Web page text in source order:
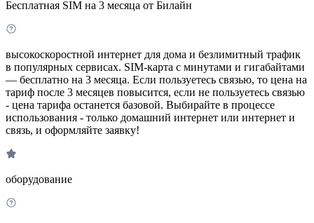
Бесплатная SIM на 3 месяца от Билайн
высокоскоростной интернет для дома и безлимитный трафик
в популярных сервисах. SIM-карта с минутами и гигабайтами
— бесплатно на 3 месяца. Если пользуетесь связью, то цена на
тариф после 3 месяцев повысится, если не пользуетесь связью
- цена тарифа останется базовой. Выбирайте в процессе
использования - только домашний интернет или интернет и
связь, и оформляйте заявку!
оборудование